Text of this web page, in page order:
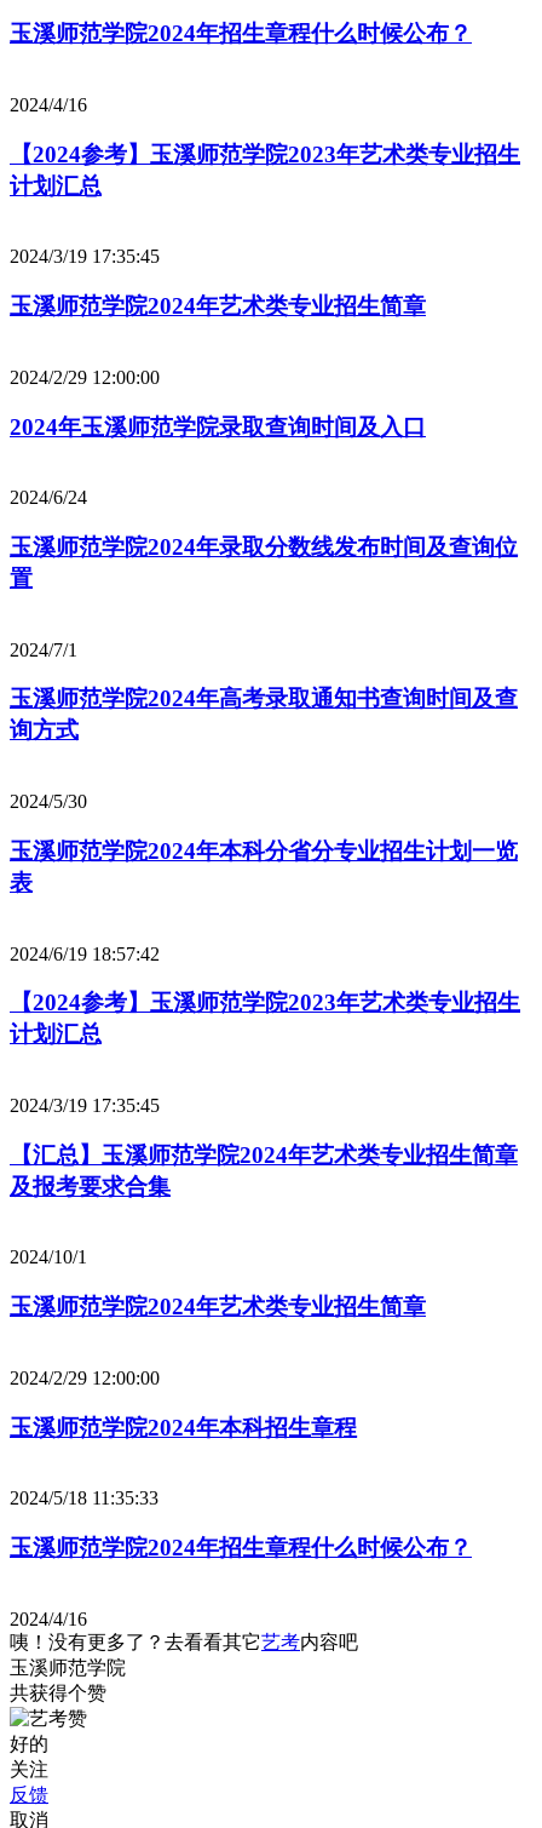
玉溪师范学院2024年招生章程什么时候公布？
2024/4/16
【2024参考】玉溪师范学院2023年艺术类专业招生
计划汇总
2024/3/19 17:35:45
玉溪师范学院2024年艺术类专业招生简章
2024/2/29 12:00:00
2024年玉溪师范学院录取查询时间及入口
2024/6/24
玉溪师范学院2024年录取分数线发布时间及查询位
置
2024/7/1
玉溪师范学院2024年高考录取通知书查询时间及查
询方式
2024/5/30
玉溪师范学院2024年本科分省分专业招生计划一览
表
2024/6/19 18:57:42
【2024参考】玉溪师范学院2023年艺术类专业招生
计划汇总
2024/3/19 17:35:45
【汇总】玉溪师范学院2024年艺术类专业招生简章
及报考要求合集
2024/10/1
玉溪师范学院2024年艺术类专业招生简章
2024/2/29 12:00:00
玉溪师范学院2024年本科招生章程
2024/5/18 11:35:33
玉溪师范学院2024年招生章程什么时候公布？
2024/4/16
咦！没有更多了？去看看其它艺考内容吧
玉溪师范学院
共获得个赞
好的
关注
反馈
取消